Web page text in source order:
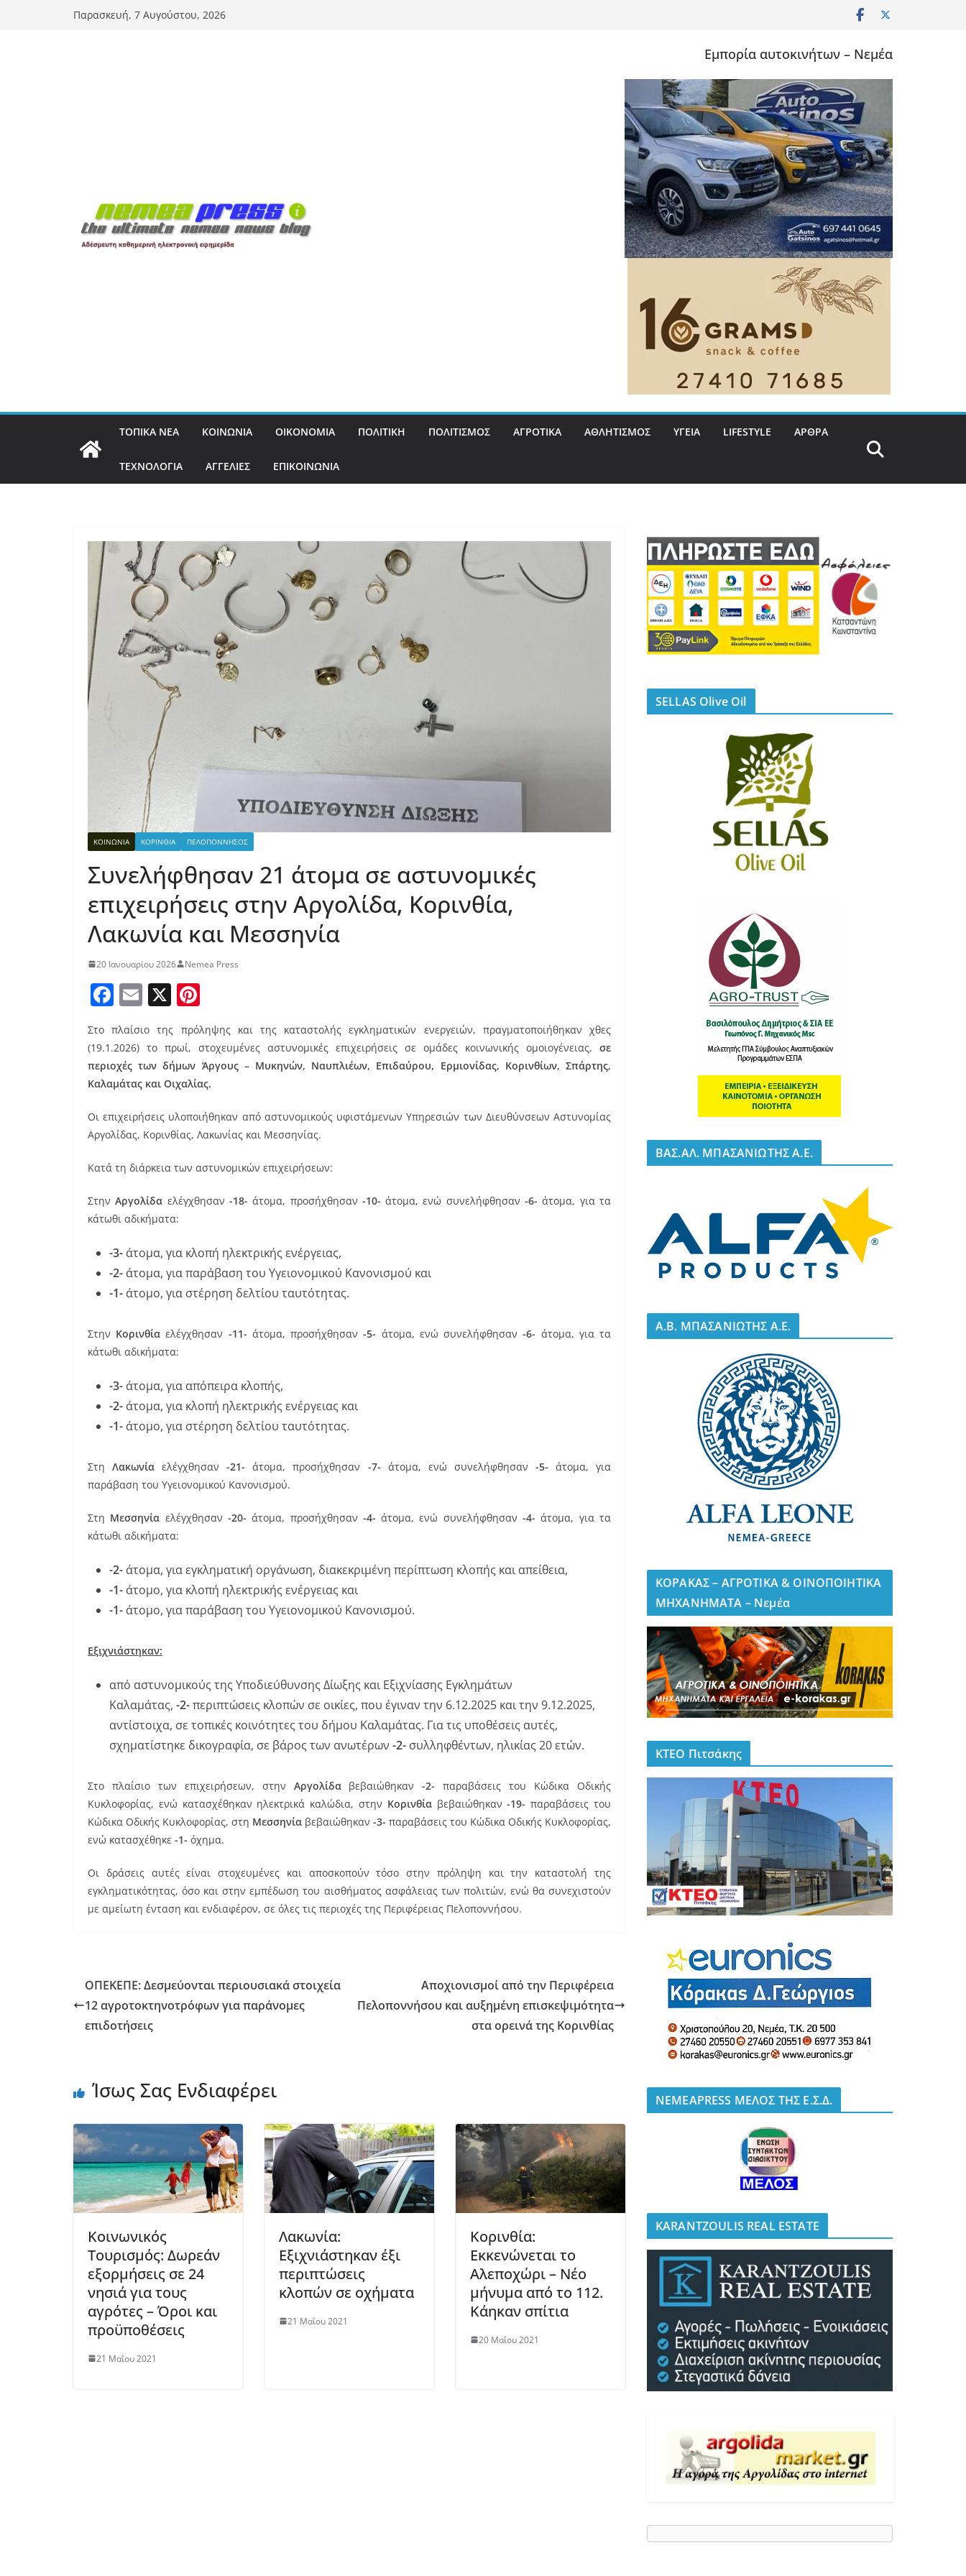
Παρασκευή, 7 Αυγούστου, 2026
Εμπορία αυτοκινήτων – Νεμέα
ΤΟΠΙΚΑ ΝΕΑ ΚΟΙΝΩΝΙΑ ΟΙΚΟΝΟΜΙΑ ΠΟΛΙΤΙΚΗ ΠΟΛΙΤΙΣΜΟΣ ΑΓΡΟΤΙΚΑ ΑΘΛΗΤΙΣΜΟΣ ΥΓΕΙΑ LIFESTYLE ΑΡΘΡΑ
ΤΕΧΝΟΛΟΓΙΑ ΑΓΓΕΛΙΕΣ ΕΠΙΚΟΙΝΩΝΙΑ
ΚΟΙΝΩΝΙΑ ΚΟΡΙΝΘΙΑ ΠΕΛΟΠΟΝΝΗΣΟΣ
Συνελήφθησαν 21 άτομα σε αστυνομικές
επιχειρήσεις στην Αργολίδα, Κορινθία,
Λακωνία και Μεσσηνία
20 Ιανουαρίου 2026 Nemea Press
F
a
c
e
b
o
o
E
ai
l
X
nt
er
e
st
Στο πλαίσιο της πρόληψης και της καταστολής εγκληματικών ενεργειών, πραγματοποιήθηκαν χθες
(19.1.2026) το πρωί, στοχευμένες αστυνομικές επιχειρήσεις σε ομάδες κοινωνικής ομοιογένειας, σε
περιοχές των δήμων Άργους – Μυκηνών, Ναυπλιέων, Επιδαύρου, Ερμιονίδας, Κορινθίων, Σπάρτης,
Καλαμάτας και Οιχαλίας.
Οι επιχειρήσεις υλοποιήθηκαν από αστυνομικούς υφιστάμενων Υπηρεσιών των Διευθύνσεων Αστυνομίας
Αργολίδας, Κορινθίας, Λακωνίας και Μεσσηνίας.
Κατά τη διάρκεια των αστυνομικών επιχειρήσεων:
ΣτηνΑργολίδα ελέγχθησαν -18- άτομα, προσήχθησαν -10- άτομα, ενώ συνελήφθησαν-6- άτομα, για τα
κάτωθι αδικήματα:
-3- άτομα, για κλοπή ηλεκτρικής ενέργειας,
-2- άτομα, για παράβαση του Υγειονομικού Κανονισμού και
-1- άτομο, για στέρηση δελτίου ταυτότητας.
Στην Κορινθία ελέγχθησαν -11- άτομα, προσήχθησαν-5- άτομα, ενώ συνελήφθησαν-6- άτομα, για τα
κάτωθι αδικήματα:
-3- άτομα, για απόπειρα κλοπής,
-2- άτομα, για κλοπή ηλεκτρικής ενέργειας και
-1- άτομο, για στέρηση δελτίου ταυτότητας.
ΣτηΛακωνία ελέγχθησαν-21-άτομα, προσήχθησαν -7- άτομα, ενώ συνελήφθησαν -5- άτομα, για
παράβαση του Υγειονομικού Κανονισμού.
Στη Μεσσηνία ελέγχθησαν -20-άτομα, προσήχθησαν -4- άτομα, ενώ συνελήφθησαν-4- άτομα, για τα
κάτωθι αδικήματα:
-2- άτομα, για εγκληματική οργάνωση, διακεκριμένη περίπτωση κλοπής και απείθεια,
-1- άτομο, για κλοπή ηλεκτρικής ενέργειας και
-1- άτομο, για παράβαση του Υγειονομικού Κανονισμού.
Εξιχνιάστηκαν:
από αστυνομικούς της Υποδιεύθυνσης Δίωξης και Εξιχνίασης Εγκλημάτων
Καλαμάτας, -2-περιπτώσεις κλοπών σε οικίες, που έγιναν την 6.12.2025 και την 9.12.2025,
αντίστοιχα, σε τοπικές κοινότητες του δήμου Καλαμάτας. Για τις υποθέσεις αυτές,
σχηματίστηκε δικογραφία, σε βάρος των ανωτέρων -2- συλληφθέντων, ηλικίας 20 ετών.
Στο πλαίσιο των επιχειρήσεων, στην Αργολίδαβεβαιώθηκαν-2- παραβάσεις του Κώδικα Οδικής
Κυκλοφορίας, ενώ κατασχέθηκαν ηλεκτρικά καλώδια, στην Κορινθίαβεβαιώθηκαν-19- παραβάσεις του
Κώδικα Οδικής Κυκλοφορίας, στη Μεσσηνία βεβαιώθηκαν -3- παραβάσεις του Κώδικα Οδικής Κυκλοφορίας,
ενώ κατασχέθηκε -1- όχημα.
Οι δράσεις αυτές είναι στοχευμένες και αποσκοπούν τόσο στην πρόληψη και την καταστολή της
εγκληματικότητας, όσο και στην εμπέδωση του αισθήματος ασφάλειας των πολιτών, ενώ θα συνεχιστούν
με αμείωτη ένταση και ενδιαφέρον, σε όλες τις περιοχές της Περιφέρειας Πελοποννήσου.
ΟΠΕΚΕΠΕ: Δεσμεύονται περιουσιακά στοιχεία
12 αγροτοκτηνοτρόφων για παράνομες
επιδοτήσεις
Αποχιονισμοί από την Περιφέρεια
Πελοποννήσου και αυξημένη επισκεψιμότητα
στα ορεινά της Κορινθίας
Ίσως Σας Ενδιαφέρει
Κοινωνικός
Τουρισμός: Δωρεάν
εξορμήσεις σε 24
νησιά για τους
αγρότες – Όροι και
προϋποθέσεις
21 Μαΐου 2021
Λακωνία:
Εξιχνιάστηκαν έξι
περιπτώσεις
κλοπών σε οχήματα
21 Μαΐου 2021
Κορινθία:
Εκκενώνεται το
Αλεποχώρι – Νέο
μήνυμα από το 112.
Κάηκαν σπίτια
20 Μαΐου 2021
SELLAS Olive Oil
BΑΣ.ΑΛ. ΜΠΑΣΑΝΙΩΤΗΣ Α.Ε.
A.B. ΜΠΑΣΑΝΙΩΤΗΣ Α.Ε.
ΚΟΡΑΚΑΣ – ΑΓΡΟΤΙΚΑ & ΟΙΝΟΠΟΙΗΤΙΚΑ
ΜΗΧΑΝΗΜΑΤΑ – Νεμέα
ΚΤΕΟ Πιτσάκης
NEMEAPRESS ΜΕΛΟΣ ΤΗΣ Ε.Σ.Δ.
KARANTZOULIS REAL ESTATE